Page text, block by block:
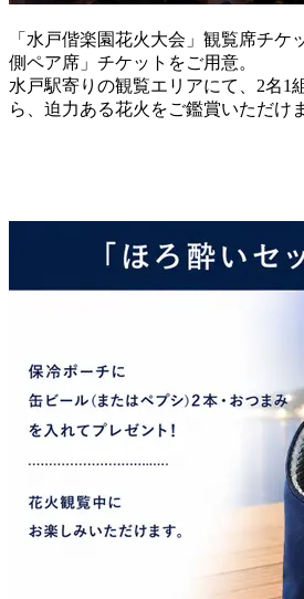
「水戸偕楽園花火大会」観覧席チケ
側ペア席」チケットをご用意。
水戸駅寄りの観覧エリアにて、2名1
ら、迫力ある花火をご鑑賞いただけ